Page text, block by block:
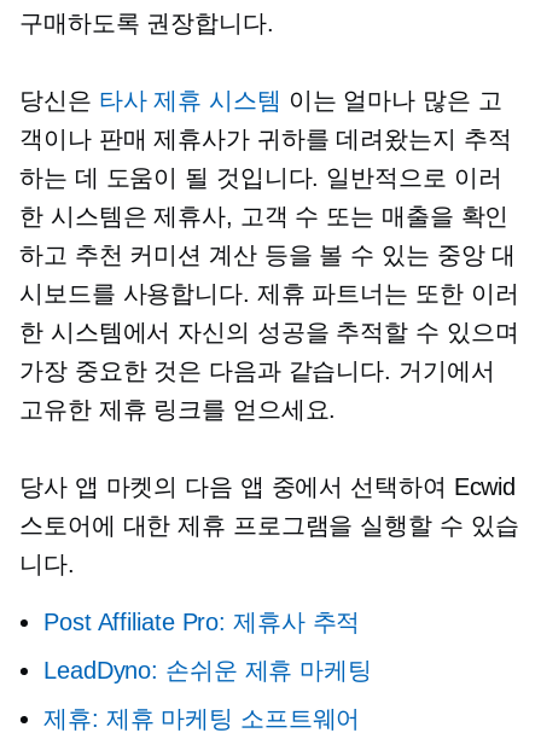
구매하도록 권장합니다.
당신은 타사제휴 시스템 이는 얼마나 많은 고
객이나 판매 제휴사가 귀하를 데려왔는지 추적
하는 데 도움이 될 것입니다. 일반적으로 이러
한 시스템은 제휴사, 고객 수 또는 매출을 확인
하고 추천 커미션 계산 등을 볼 수 있는 중앙 대
시보드를 사용합니다. 제휴 파트너는 또한 이러
한 시스템에서 자신의 성공을 추적할 수 있으며
가장 중요한 것은 다음과 같습니다. 거기에서
고유한 제휴 링크를 얻으세요.
당사 앱 마켓의 다음 앱 중에서 선택하여 Ecwid
스토어에 대한 제휴 프로그램을 실행할 수 있습
니다.
Post Affiliate Pro: 제휴사 추적
LeadDyno: 손쉬운 제휴 마케팅
제휴: 제휴 마케팅 소프트웨어